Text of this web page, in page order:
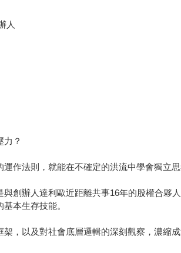
人
力？
作法則，就能在不確定的洪流中學會獨立思
創辦人達利歐近距離共事16年的股權合夥
本生存技能。
，以及對社會底層邏輯的深刻觀察，濃縮